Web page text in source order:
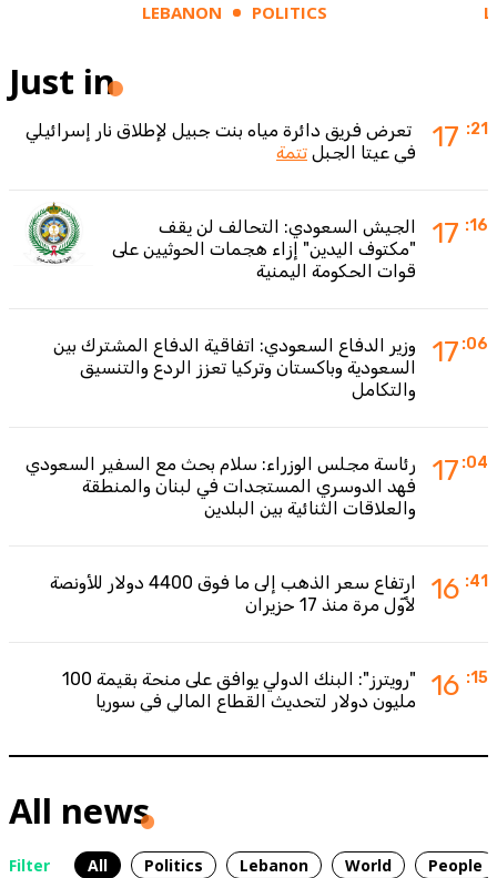
LEBANON POLITICS
Just in
17 :21
تعرض فريق دائرة مياه بنت جبيل لإطلاق نار إسرائيلي
في عيتا الجبل تتمة
17 :16
الجيش السعودي: التحالف لن يقف
"مكتوف اليدين" إزاء هجمات الحوثيين على
قوات الحكومة اليمنية
17 :06
وزير الدفاع السعودي: اتفاقية الدفاع المشترك بين
السعودية وباكستان وتركيا تعزز الردع والتنسيق
والتكامل
17 :04
رئاسة مجلس الوزراء: سلام بحث مع السفير السعودي
فهد الدوسري المستجدات في لبنان والمنطقة
والعلاقات الثنائية بين البلدين
16 :41
ارتفاع سعر الذهب إلى ما فوق 4400 دولار للأونصة
لأوّل مرة منذ 17 حزيران
16 :15
"رويترز": البنك الدولي يوافق على منحة بقيمة 100
مليون دولار لتحديث القطاع المالي في سوريا
All news
Filter All Politics Lebanon World People